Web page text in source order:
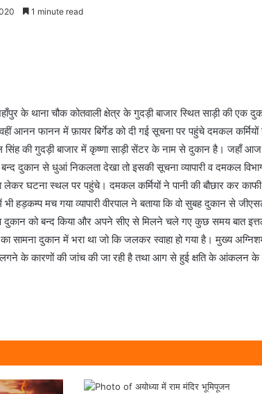
1 minute read
के थाना चौक कोतवाली क्षेत्र के गुदड़ी बाजार स्थित साड़ी की
वहीं आनन फानन में फ़ायर बिर्गेड को दी गई सूचना पर पहुंचे दमकल कर्मियों
सिंह की गुदड़ी बाजार में कृष्णा साड़ी सेंटर के नाम से दुकान है।
दुकान से धुआं निकलता देखा तो इसकी सूचना व्यापारी व दमकल
लेकर घटना स्थल पर पहुंचे। दमकल कर्मियों ने पानी की बौछार कर
भी हड़कम्प मच गया व्यापारी वीरपाल ने बताया कि वो सुबह दुकान से
दुकान को बन्द किया और अपने सीए से मिलने चले गए कुछ समय बात
दुकान में भरा था जो कि जलकर स्वाहा हो गया है। मुख्य
के कारणों की जांच की जा रही है तथा आग से हुई क्षति के आंकलन के